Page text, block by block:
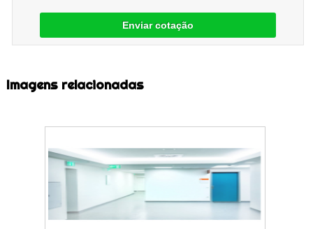
Enviar cotação
Imagens relacionadas